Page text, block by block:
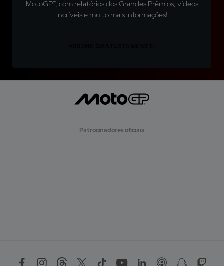
MotoGP™, com relatórios dos Grandes Prêmios, vídeos
incríveis e muito mais informações!
Patrocinadores oficiais